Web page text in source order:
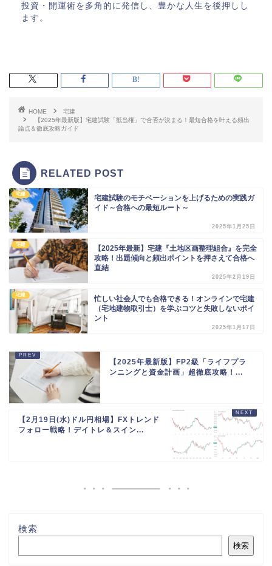
投資・開運術を多角的に発信し、豊かな人生を後押しし
ます。
HOME
宅建
【2025年最新版】宅建試験「抵当権」で合否が決まる！最短合格を叶える頻出
論点＆徹底攻略ガイド
RELATED POST
宅建
宅建試験のモチベーションを上げるための実践ガ
イド～合格への最短ルート～
2025年1月25日
宅建
【2025年最新】宅建『土地区画整理組合』を完全
攻略！出題傾向と頻出ポイントを押さえて合格へ
直結
2025年2月19日
宅建
忙しい社会人でも合格できる！オンラインで宅建
（宅地建物取引士）を学ぶコツと失敗しないポイ
ント
2025年1月17日
【2025年最新版】FP2級「ライフプラ
ンニングと資金計画」超徹底攻略！...
【2月19日(水)ドル円相場】FXトレンド
フォロー戦略！デイトレ＆スイン...
検索
検索